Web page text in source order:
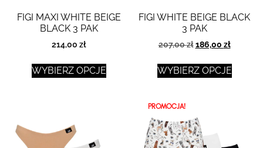
FIGI MAXI WHITE BEIGE
BLACK 3 PAK
214,00 zł
WYBIERZ OPCJE
FIGI WHITE BEIGE BLACK
3 PAK
207,00zł 186,00 zł
WYBIERZ OPCJE
PROMOCJA!